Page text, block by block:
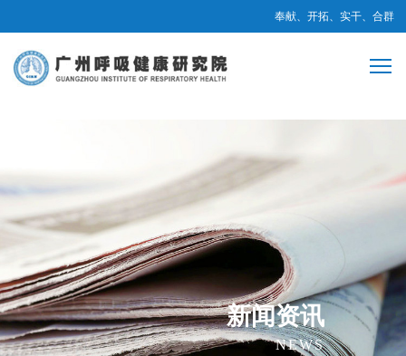
奉献、开拓、实干、合群
新闻资讯
NEWS